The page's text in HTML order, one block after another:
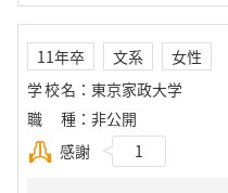
11年卒 文系
女性
学校名 ： 東京家政大学
職種 ： 非公開
感謝
1